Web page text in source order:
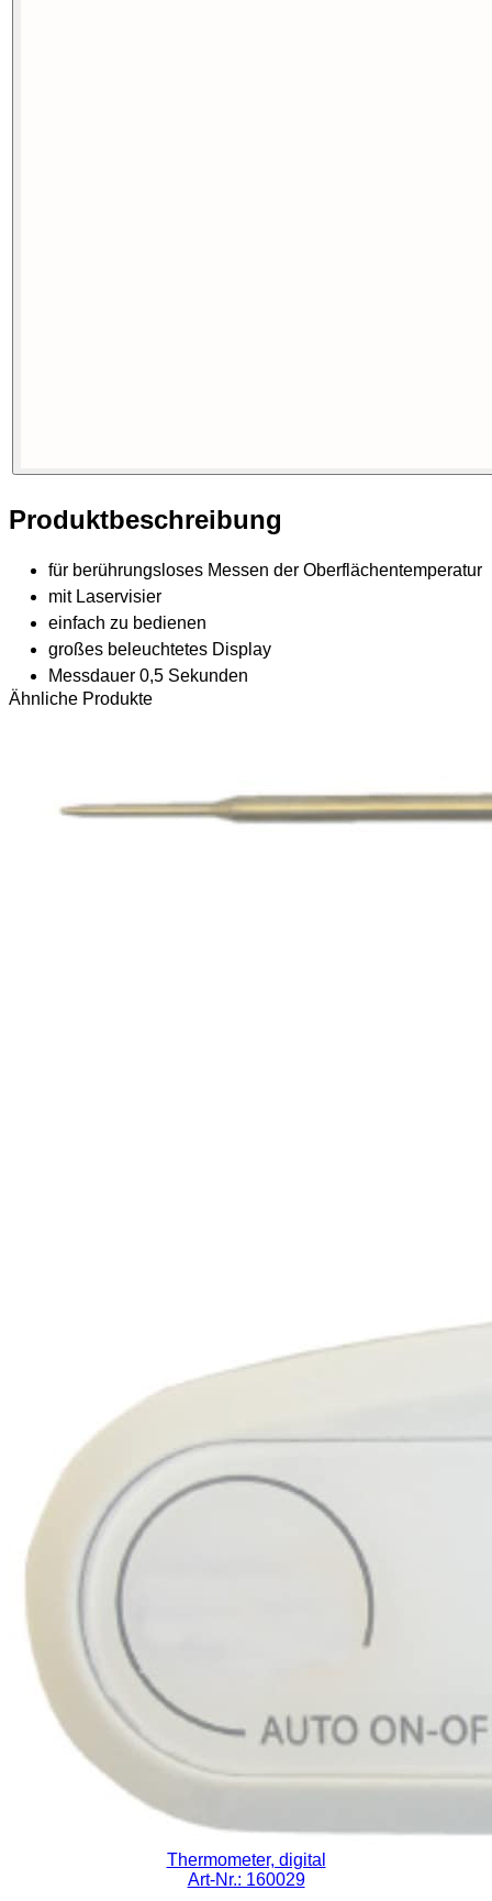
Produktbeschreibung
für berührungsloses Messen der Oberflächentemperatur
mit Laservisier
einfach zu bedienen
großes beleuchtetes Display
Messdauer 0,5 Sekunden
Ähnliche Produkte
Thermometer, digital
Art-Nr.: 160029